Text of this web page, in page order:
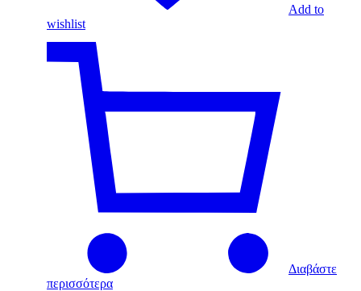
Add to
wishlist
Διαβάστε
περισσότερα